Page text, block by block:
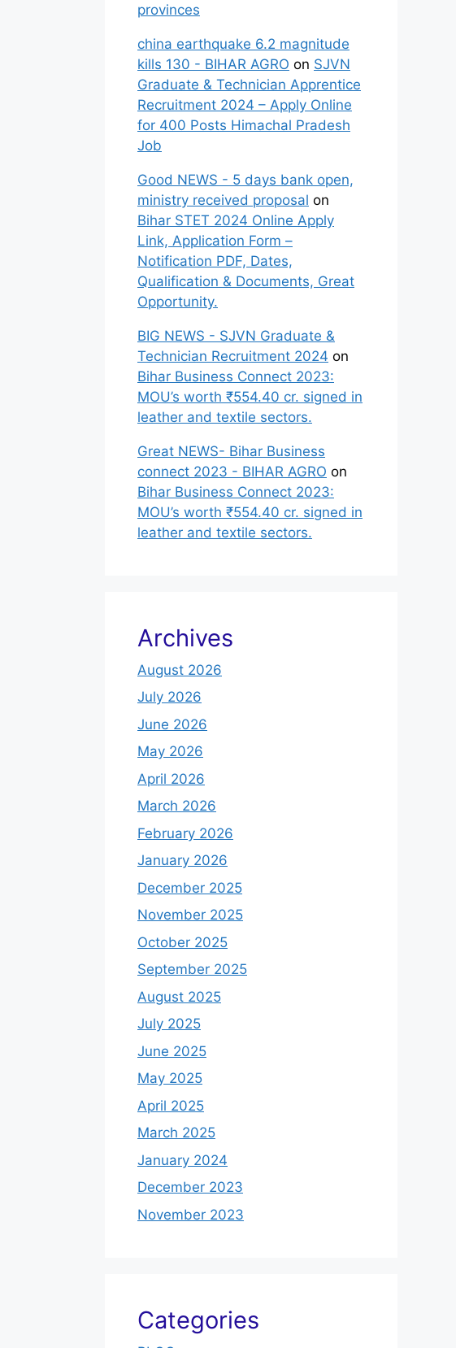
provinces
china earthquake 6.2 magnitude
kills 130 - BIHAR AGRO on SJVN
Graduate & Technician Apprentice
Recruitment 2024 – Apply Online
for 400 Posts Himachal Pradesh
Job
Good NEWS - 5 days bank open,
ministry received proposal on
Bihar STET 2024 Online Apply
Link, Application Form –
Notification PDF, Dates,
Qualification & Documents, Great
Opportunity.
BIG NEWS - SJVN Graduate &
Technician Recruitment 2024 on
Bihar Business Connect 2023:
MOU’s worth ₹554.40 cr. signed in
leather and textile sectors.
Great NEWS- Bihar Business
connect 2023 - BIHAR AGRO on
Bihar Business Connect 2023:
MOU’s worth ₹554.40 cr. signed in
leather and textile sectors.
Archives
August 2026
July 2026
June 2026
May 2026
April 2026
March 2026
February 2026
January 2026
December 2025
November 2025
October 2025
September 2025
August 2025
July 2025
June 2025
May 2025
April 2025
March 2025
January 2024
December 2023
November 2023
Categories